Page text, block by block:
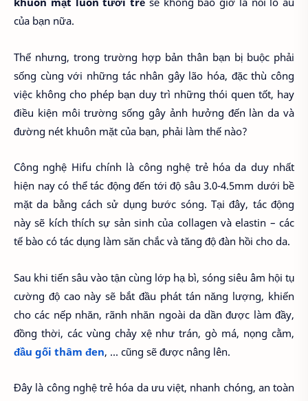
của bạn nữa.
Thế nhưng, trong trường hợp bản thân bạn bị buộc phải
sống cùng với những tác nhân gây lão hóa, đặc thù công
việc không cho phép bạn duy trì những thói quen tốt, hay
điều kiện môi trường sống gây ảnh hưởng đến làn da và
đường nét khuôn mặt của bạn, phải làm thế nào?
Công nghệ Hifu chính là công nghệ trẻ hóa da duy nhất
hiện nay có thể tác động đến tới độ sâu 3.0-4.5mm dưới bề
mặt da bằng cách sử dụng bước sóng. Tại đây, tác động
này sẽ kích thích sự sản sinh của collagen và elastin – các
tế bào có tác dụng làm săn chắc và tăng độ đàn hồi cho da.
Sau khi tiến sâu vào tận cùng lớp hạ bì, sóng siêu âm hội tụ
cường độ cao này sẽ bắt đầu phát tán năng lượng, khiến
cho các nếp nhăn, rãnh nhăn ngoài da dần được làm đầy,
đồng thời, các vùng chảy xệ như trán, gò má, nọng cằm,
đầu gối thâm đen, ... cũng sẽ được nâng lên.
Đây là công nghệ trẻ hóa da ưu việt, nhanh chóng, an toàn